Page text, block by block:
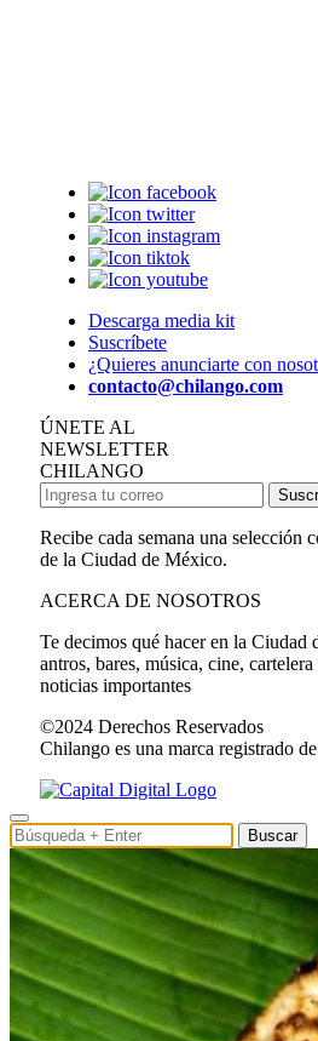
Descarga media kit
Suscríbete
¿Quieres anunciarte con
contacto@chilango.com
ÚNETE AL
NEWSLETTER
CHILANGO
Recibe cada semana una selección
de la Ciudad de México.
ACERCA DE NOSOTROS
Te decimos qué hacer en la Ciudad
antros, bares, música, cine,
noticias importantes
©2024 Derechos Reservados
Chilango es una marca registrado
Buscar